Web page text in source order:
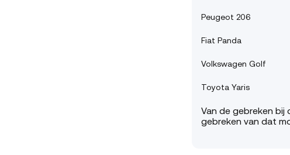
Peugeot 206
Fiat Panda
Volkswagen Golf
Toyota Yaris
Van de gebreken bij
gebreken van dat